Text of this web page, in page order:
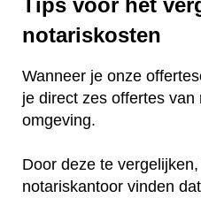
notariskosten
Wanneer je onze
je direct zes offertes
omgeving.
Door deze te
notariskantoor vinden